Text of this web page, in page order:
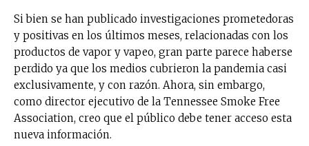
Si bien se han publicado investigaciones prometedoras
y positivas en los últimos meses, relacionadas con los
productos de vapor y vapeo, gran parte parece haberse
perdido ya que los medios cubrieron la pandemia casi
exclusivamente, y con razón. Ahora, sin embargo,
como director ejecutivo de la Tennessee Smoke Free
Association, creo que el público debe tener acceso esta
nueva información.